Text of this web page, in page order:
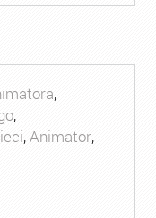
,
,
,Animator,